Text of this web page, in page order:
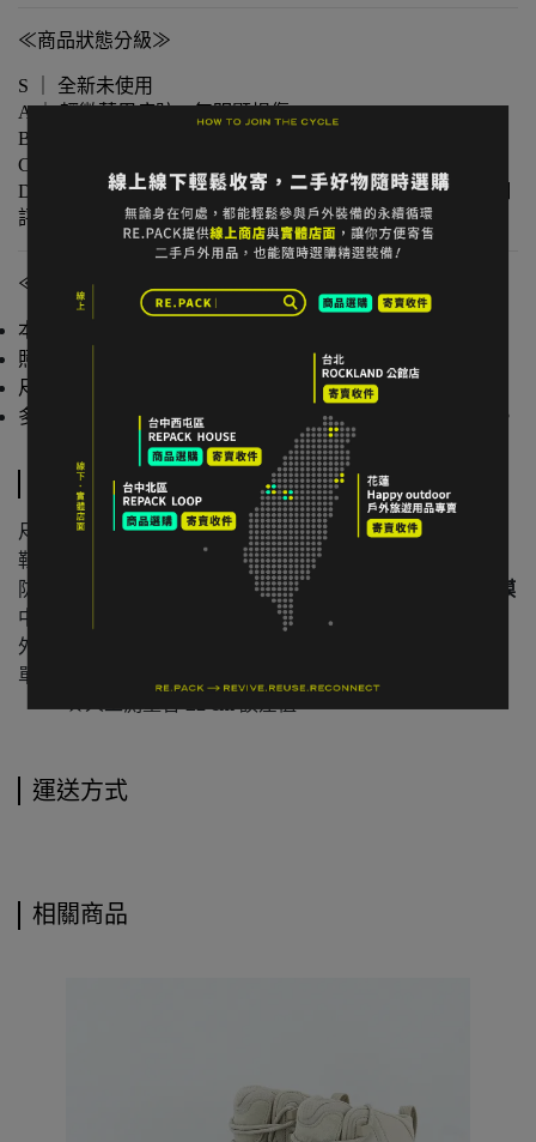
≪商品狀態分級≫
S ｜ 全新未使用
A ｜ 輕微著用痕跡，無明顯損傷
B ｜ 中度著用痕跡，功能正常
C ｜ 明顯使用痕跡或外觀瑕疵但功能無虞
D ｜ 重度使用 / 長期未使用 / 影響主要功能的瑕疵，請仔細
評估商品狀況
≪注意事項≫
本店與實體店同步販售，庫存可能有時間差。
照片已盡量呈現實色，螢幕設定不同可能略有差異。
尺寸為人工測量，可能有些微誤差。
多件不同門市商品將併單出貨，出貨時間可能延後 1–2 日。
規格說明
尺碼： 女 US 8.5 / 男 US 6.5（約 25 公分）
鞋面材質：
防水結構：
GORE-TEX® Performance Comfort 防水透氣膜
中底：
外底：
單腳重量：
運送方式
相關商品